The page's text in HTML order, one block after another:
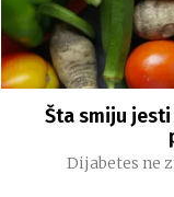
Šta smiju
Dijabetes ne